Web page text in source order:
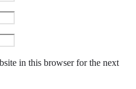
in this browser for the next